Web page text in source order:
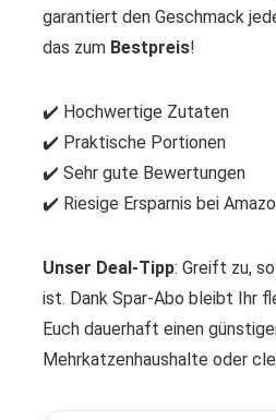
garantiert den Geschmack
das zum Bestpreis!
✔️ Hochwertige Zutaten
✔️ Praktische Portionen
✔️ Sehr gute Bewertungen
✔️ Riesige Ersparnis bei
Unser Deal-Tipp: Greift zu,
ist. Dank Spar-Abo bleibt Ihr
Euch dauerhaft einen
Mehrkatzenhaushalte oder